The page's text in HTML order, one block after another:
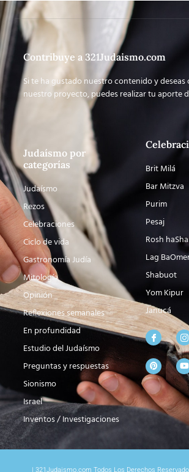
Contribuye a 321Judaismo.com
Si te ha gustado nuestro contenido y
nuestro proyecto, puedes realizar tu aporte
Judaísmo por
categorías
Judaísmo
Rezos
Celebraciones
Ciclo de vida
Gastronomía Judía
Mitología
Opinión
Reflexiones semanales
En profundidad
Estudio del Judaísmo
Preguntas y respuestas
Sionismo
Israel
Inventos / Investigaciones
Brit Milá
Bar Mitzva
Purim
Pesaj
Rosh
Lag
Shabuot
Yom Kipur
Janucá